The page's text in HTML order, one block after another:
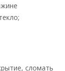
сломать